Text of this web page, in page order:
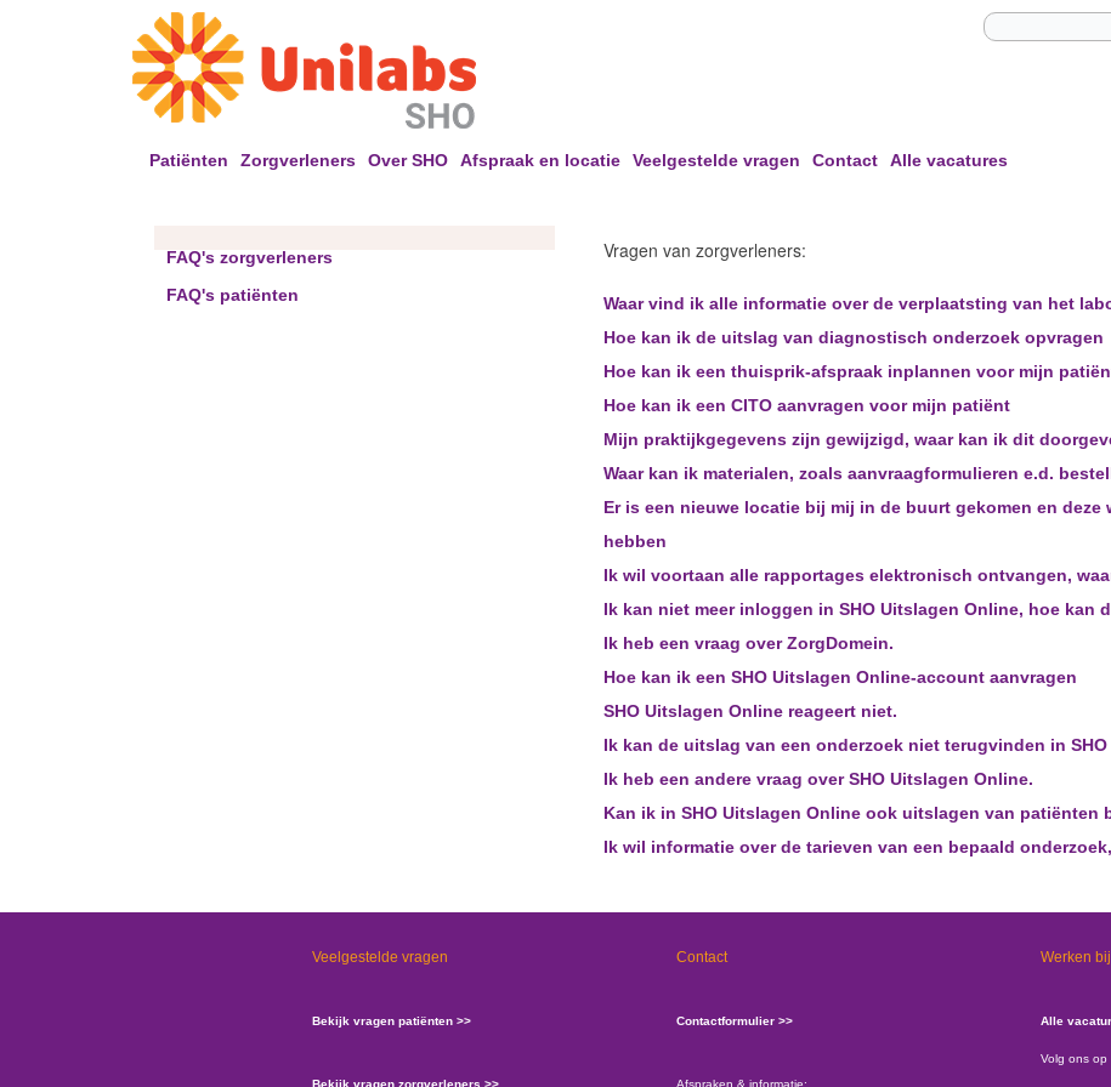
Patiënten Zorgverleners Over SHO Afspraak en locatie Veelgestelde vragen Contact Alle vacatures
FAQ's zorgverleners
FAQ's patiënten
Vragen van zorgverleners:
Waar vind ik alle informatie over de verplaatsting van het
Hoe kan ik de uitslag van diagnostisch onderzoek opvragen
Hoe kan ik een thuisprik-afspraak inplannen voor mijn
Hoe kan ik een CITO aanvragen voor mijn patiënt
Mijn praktijkgegevens zijn gewijzigd, waar kan ik dit
Waar kan ik materialen, zoals aanvraagformulieren e.d.
Er is een nieuwe locatie bij mij in de buurt gekomen en
hebben
Ik wil voortaan alle rapportages elektronisch ontvangen,
Ik kan niet meer inloggen in SHO Uitslagen Online, hoe kan
Ik heb een vraag over ZorgDomein.
Hoe kan ik een SHO Uitslagen Online-account aanvragen
SHO Uitslagen Online reageert niet.
Ik kan de uitslag van een onderzoek niet terugvinden in
Ik heb een andere vraag over SHO Uitslagen Online.
Kan ik in SHO Uitslagen Online ook uitslagen van patiënten
Ik wil informatie over de tarieven van een bepaald
Veelgestelde vragen
Bekijk vragen patiënten >>
Bekijk vragen zorgverleners >>
Contact
Contactformulier >>
Afspraken & informatie:
Werken
Alle
Volg ons op